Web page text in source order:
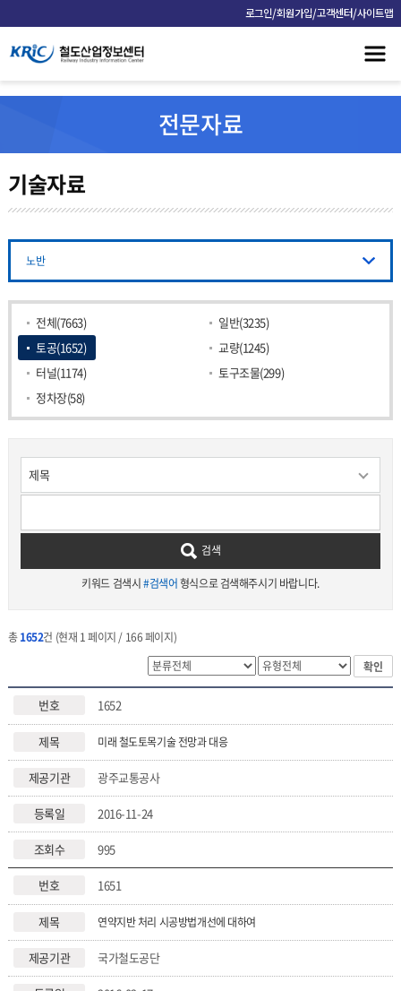
로그인/회원가입/고객센터/사이트맵
전문자료
기술자료
노반
전체(7663)
일반(3235)
토공(1652)
교량(1245)
터널(1174)
토구조물(299)
정차장(58)
검색
키워드 검색시#검색어형식으로 검색해주시기 바랍니다.
총1652건 (현재 1 페이지 / 166 페이지)
확인
1652
미래 철도토목기술 전망과 대응
광주교통공사
2016-11-24
995
1651
연약지반 처리 시공방법개선에 대하여
국가철도공단